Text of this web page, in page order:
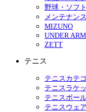
野球・ソフ
メンテナン
MIZUNO
UNDER
ZETT
テニス
テニスカテ
テニスラケ
テニスボー
テニスウェア